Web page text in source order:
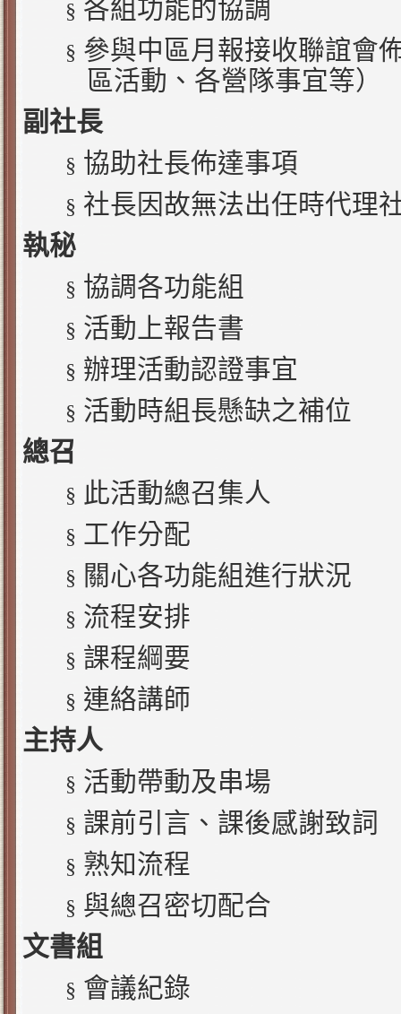
§ 各組功能的協調
§ 參與中區月報接收聯誼會
區活動、各營隊事宜等）
副社長
§ 協助社長佈達事項
§ 社長因故無法出任時代理
執秘
§ 協調各功能組
§ 活動上報告書
§ 辦理活動認證事宜
§ 活動時組長懸缺之補位
總召
§ 此活動總召集人
§ 工作分配
§ 關心各功能組進行狀況
§ 流程安排
§ 課程綱要
§ 連絡講師
主持人
§ 活動帶動及串場
§ 課前引言、課後感謝致詞
§ 熟知流程
§ 與總召密切配合
文書組
§ 會議紀錄